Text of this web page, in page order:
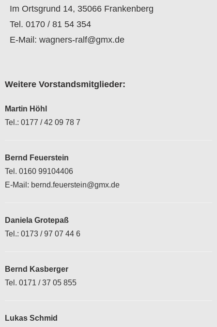
Im Ortsgrund 14, 35066 Frankenberg
Tel. 0170 / 81 54 354
E-Mail: wagners-ralf@gmx.de
Weitere Vorstandsmitglieder:
Martin Höhl
Tel.: 0177 / 42 09 78 7
Bernd Feuerstein
Tel. 0160 99104406
E-Mail: bernd.feuerstein@gmx.de
Daniela Grotepaß
Tel.: 0173 / 97 07 44 6
Bernd Kasberger
Tel. 0171 / 37 05 855
Lukas Schmid